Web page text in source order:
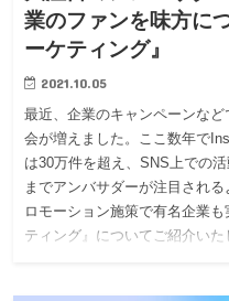
業のファンを味方に
ーケティング』
2021.10.05
最近、企業のキャンペーンな
会が増えました。ここ数年で
は30万件を超え、SNS上での
までアンバサダーが注目され
ロモーション施策で有名企業
ティング』についてご紹介いた